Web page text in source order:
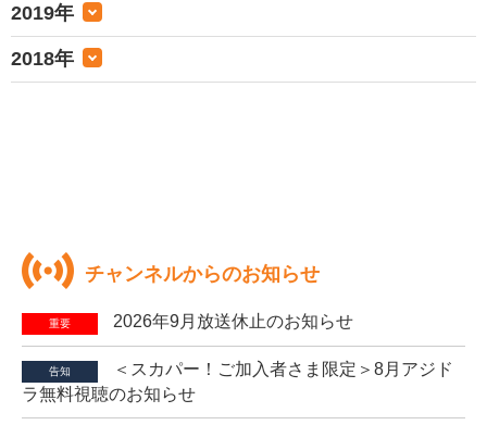
2019年
2018年
チャンネルからのお知らせ
重要 2026年9月放送休止のお知らせ
告知
＜スカパー！ご加入者さま限定＞8月アジド
ラ無料視聴のお知らせ